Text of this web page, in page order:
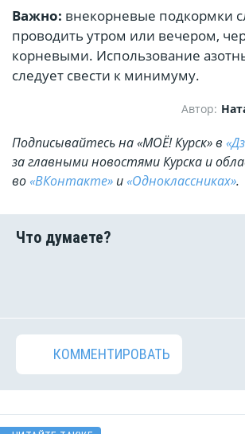
Важно: внекорневые подкормки
проводить утром или вечером,
корневыми. Использование
следует свести к минимуму.
Автор:
Подписывайтесь на «МОЁ! Курск» в
за главными новостями Курска и
во«ВКонтакте» и«Одноклассниках».
КОММЕНТИРОВАТЬ